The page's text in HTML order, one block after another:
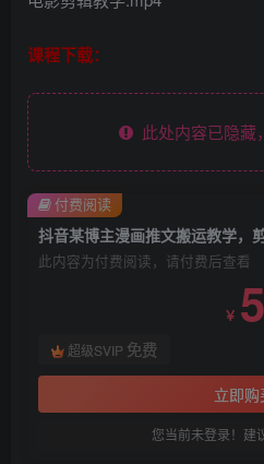
课程下载：
此处内容已隐藏
此内容为付费阅读，请付费后查看
￥ 5
超级SVIP 免费
立即购
您当前未登录！建
付费阅读